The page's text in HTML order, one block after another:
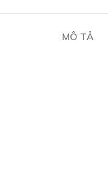
MÔ TẢ